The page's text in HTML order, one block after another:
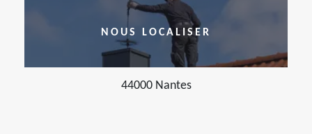
NOUS LOCALISER
44000 Nantes